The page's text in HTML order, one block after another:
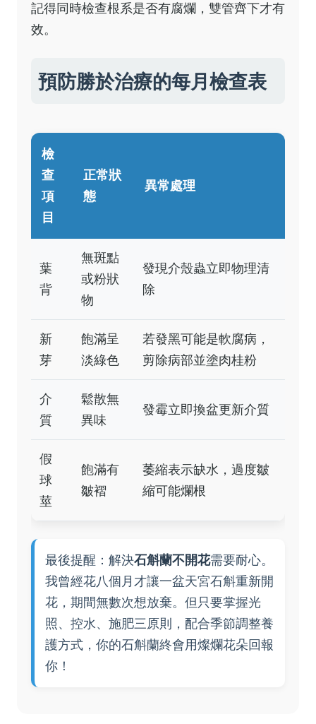
記得同時檢查根系是否有腐爛，雙管齊下才有
效。
預防勝於治療的每月檢查表
檢
查
項
目
正常狀
態
異常處理
葉
背
無斑點
或粉狀
物
發現介殼蟲立即物理清
除
新
芽
飽滿呈
淡綠色
若發黑可能是軟腐病，
剪除病部並塗肉桂粉
介
質
鬆散無
異味
發霉立即換盆更新介質
假
球
莖
飽滿有
皺褶
萎縮表示缺水，過度皺
縮可能爛根
最後提醒：解決石斛蘭不開花需要耐心。
我曾經花八個月才讓一盆天宮石斛重新開
花，期間無數次想放棄。但只要掌握光
照、控水、施肥三原則，配合季節調整養
護方式，你的石斛蘭終會用燦爛花朵回報
你！